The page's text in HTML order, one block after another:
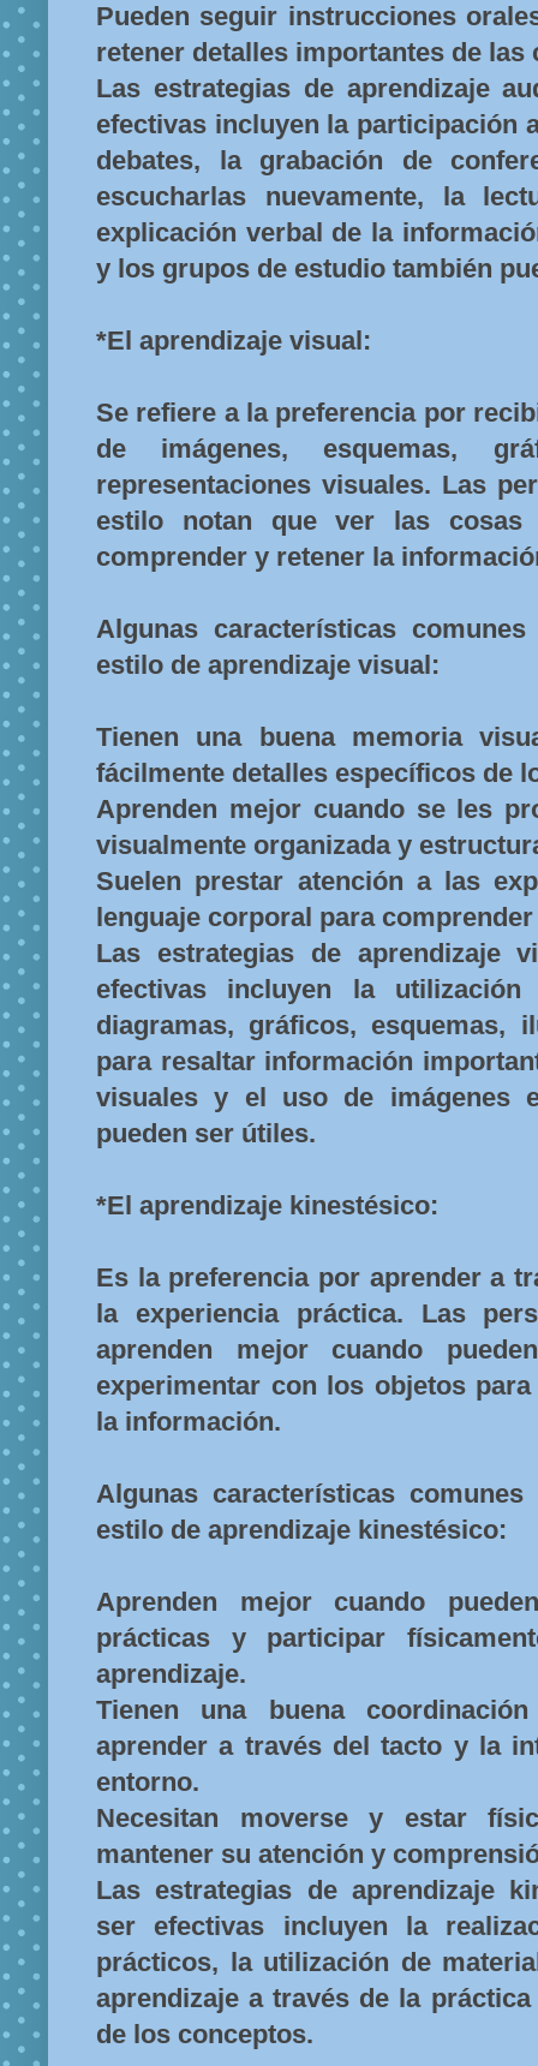
Pueden seguir instrucciones
retener detalles importantes de las
Las estrategias de aprendizaje
efectivas incluyen la participación
debates, la grabación de
escucharlas nuevamente, la
explicación verbal de la
y los grupos de estudio también
*El aprendizaje visual:
Se refiere a la preferencia por
de imágenes, esquemas,
representaciones visuales. Las
estilo notan que ver las cosas
comprender y retener la
Algunas características
estilo de aprendizaje visual:
Tienen una buena memoria
fácilmente detalles específicos de
Aprenden mejor cuando se les
visualmente organizada y
Suelen prestar atención a las
lenguaje corporal para
Las estrategias de aprendizaje
efectivas incluyen la utilización
diagramas, gráficos, esquemas,
para resaltar información
visuales y el uso de imágenes
pueden ser útiles.
*El aprendizaje kinestésico:
Es la preferencia por aprender a
la experiencia práctica. Las
aprenden mejor cuando
experimentar con los objetos
la información.
Algunas características
estilo de aprendizaje kinestésico:
Aprenden mejor cuando
prácticas y participar
aprendizaje.
Tienen una buena
aprender a través del tacto y la
entorno.
Necesitan moverse y estar
mantener su atención y
Las estrategias de aprendizaje
ser efectivas incluyen la
prácticos, la utilización de
aprendizaje a través de la
de los conceptos.